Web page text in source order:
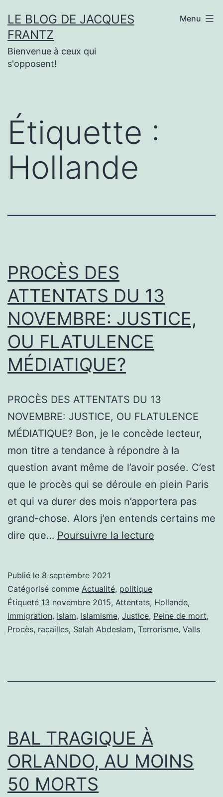
au
contenu
LE BLOG DE JACQUES
FRANTZ
Bienvenue à ceux qui
s'opposent!
Menu
Étiquette :
Hollande
PROCÈS DES
ATTENTATS DU 13
NOVEMBRE: JUSTICE,
OU FLATULENCE
MÉDIATIQUE?
PROCÈS DES ATTENTATS DU 13
NOVEMBRE: JUSTICE, OU FLATULENCE
MÉDIATIQUE? Bon, je le concède lecteur,
mon titre a tendance à répondre à la
question avant même de l’avoir posée. C’est
que le procès qui se déroule en plein Paris
et qui va durer des mois n’apportera pas
grand-chose. Alors j’en entends certains me
dire que… Poursuivre la lecture
13
NOVEMBRE:
JUSTICE,
Publié le 8 septembre 2021
Catégorisé comme Actualité, politique
Étiqueté 13 novembre 2015, Attentats, Hollande,
immigration, Islam, Islamisme, Justice, Peine de mort,
Procès, racailles, Salah Abdeslam, Terrorisme, Valls
BAL TRAGIQUE À
ORLANDO, AU MOINS
50 MORTS